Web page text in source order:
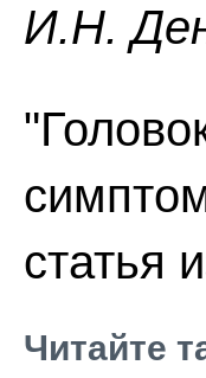
И.H.
статья
Читайте